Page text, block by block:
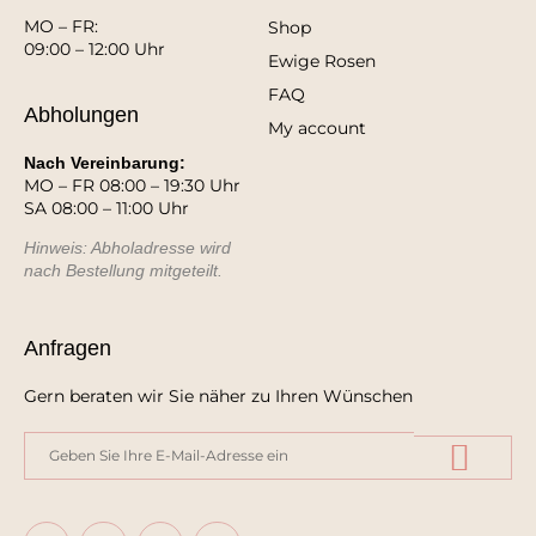
MO – FR:
09:00 – 12:00 Uhr
Abholungen
Nach Vereinbarung:
MO – FR 08:00 – 19:30 Uhr
SA 08:00 – 11:00 Uhr
Hinweis: Abholadresse wird
nach Bestellung mitgeteilt.
Shop
Ewige Rosen
FAQ
My account
Anfragen
Gern beraten wir Sie näher zu Ihren Wünschen